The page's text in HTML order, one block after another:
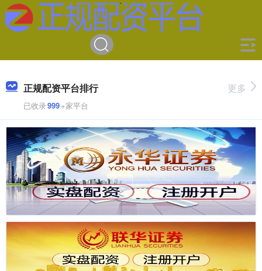
正规配资平台排行
已收录999+家平台
更多